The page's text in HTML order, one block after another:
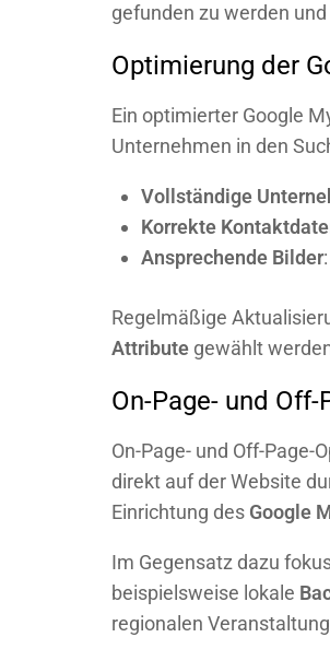
gefunden zu werden
Optimierung der
Ein optimierter Google
Unternehmen in den
Vollständige
Korrekte
Ansprechende Bilder
Regelmäßige
Attribute gewählt
On-Page- und
On-Page- und Off-Page-
direkt auf der Website
Einrichtung des Google
Im Gegensatz dazu
beispielsweise lokale
regionalen